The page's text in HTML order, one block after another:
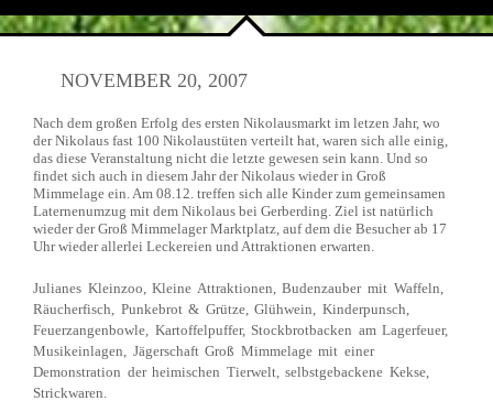
NOVEMBER 20, 2007
Nach dem großen Erfolg des ersten Nikolausmarkt im letzen Jahr, wo
der Nikolaus fast 100 Nikolaustüten verteilt hat, waren sich alle einig,
das diese Veranstaltung nicht die letzte gewesen sein kann. Und so
findet sich auch in diesem Jahr der Nikolaus wieder in Groß
Mimmelage ein. Am 08.12. treffen sich alle Kinder zum gemeinsamen
Laternenumzug mit dem Nikolaus bei Gerberding. Ziel ist natürlich
wieder der Groß Mimmelager Marktplatz, auf dem die Besucher ab 17
Uhr wieder allerlei Leckereien und Attraktionen erwarten.
Julianes Kleinzoo, Kleine Attraktionen, Budenzauber mit Waffeln,
Räucherfisch, Punkebrot & Grütze, Glühwein, Kinderpunsch,
Feuerzangenbowle, Kartoffelpuffer, Stockbrotbacken am Lagerfeuer,
Musikeinlagen, Jägerschaft Groß Mimmelage mit einer
Demonstration der heimischen Tierwelt, selbstgebackene Kekse,
Strickwaren.